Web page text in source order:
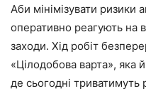
Аби мінімізувати ризики
оперативно реагують на
заходи. Хід робіт
«Цілодобова варта», яка й
де сьогодні триватимуть